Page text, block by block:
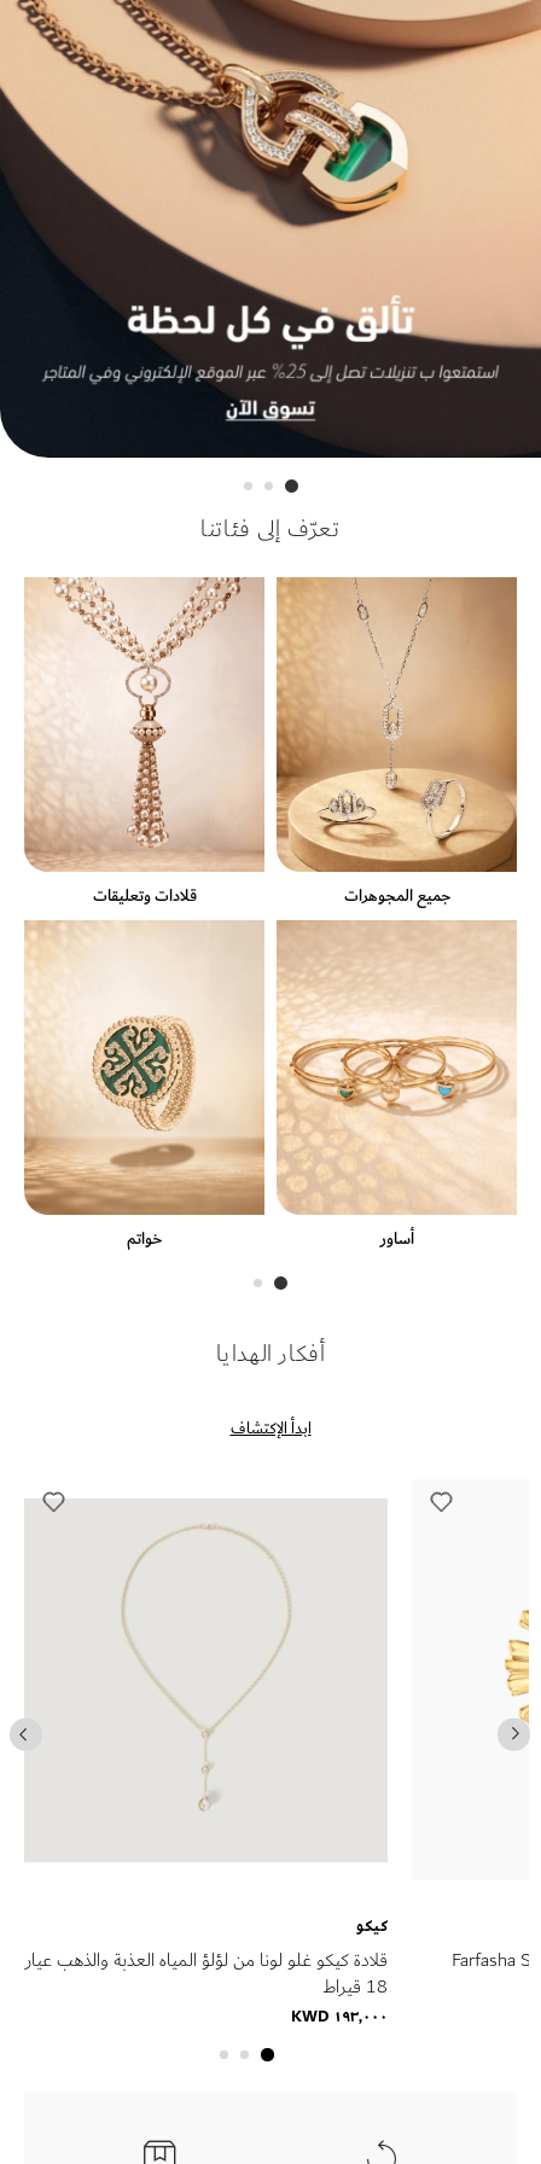
تعرّف إلى فئاتنا
جميع المجوهرات قلادات وتعليقات
أساور خواتم
أفكار الهدايا
ابدأ الإكتشاف
كيكو
قلادة كيكو غلو لونا من لؤلؤ المياه العذبة والذهب عيار
18 قيراط
١٩٣٫٠٠٠ KWD
Farfasha